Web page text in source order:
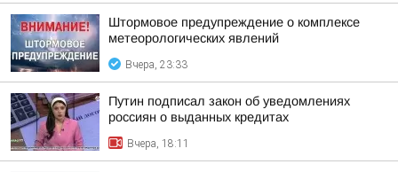
Штормовое предупреждение о комплексе
метеорологических явлений
Вчера, 23:33
Путин подписал закон об уведомлениях
россиян о выданных кредитах
Вчера, 18:11